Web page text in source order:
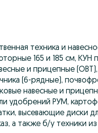
техника и
165 и 185 см, КУН
и прицепные
(6-рядные),
навесные и
удобрений РУМ,
высевающие диски
а также б/у техники